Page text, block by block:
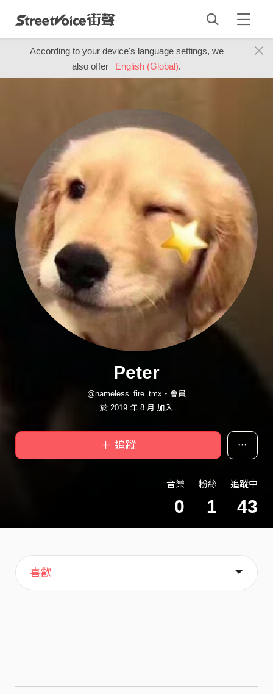
According to your device's language settings, we
also offer
English (Global).
Peter
@nameless_fire_tmx・會員
於 2019 年 8 月 加入
＋ 追蹤
音樂
0
粉絲
1
追蹤中
43
主頁
喜歡
關於